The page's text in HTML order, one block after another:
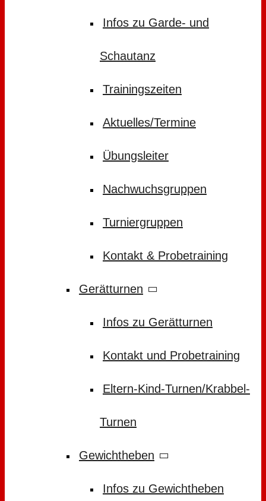
Infos zu Garde- und
Schautanz
Trainingszeiten
Aktuelles/Termine
Übungsleiter
Nachwuchsgruppen
Turniergruppen
Kontakt & Probetraining
Gerätturnen
Infos zu Gerätturnen
Kontakt und Probetraining
Eltern-Kind-Turnen/Krabbel-
Turnen
Gewichtheben
Infos zu Gewichtheben